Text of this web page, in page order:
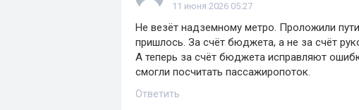
11 июня 2026 05:27
Не везёт надземному метро. Проложили
пришлось. За счёт бюджета, а не за счёт
А теперь за счёт бюджета исправляют
смогли посчитать пассажиропоток.
Ответить